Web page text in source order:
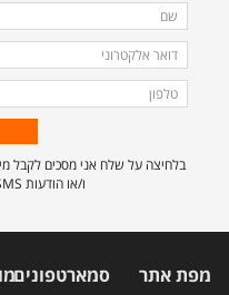
מלאו
את
הפרטים
הבאים
לרשימת
שם
דואר
אלקטרוני
טלפון
בלחיצה על שלח אני מסכים לקבל
ו/או הודעות SMS ומסכים לתנאי השימוש
מפת אתר סמארטפונים